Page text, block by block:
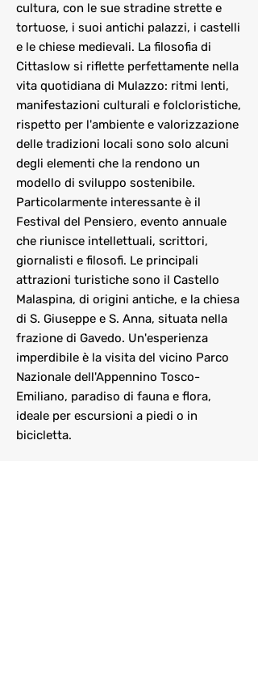
cultura, con le sue stradine strette e
tortuose, i suoi antichi palazzi, i castelli
e le chiese medievali. La filosofia di
Cittaslow si riflette perfettamente nella
vita quotidiana di Mulazzo: ritmi lenti,
manifestazioni culturali e folcloristiche,
rispetto per l'ambiente e valorizzazione
delle tradizioni locali sono solo alcuni
degli elementi che la rendono un
modello di sviluppo sostenibile.
Particolarmente interessante è il
Festival del Pensiero, evento annuale
che riunisce intellettuali, scrittori,
giornalisti e filosofi. Le principali
attrazioni turistiche sono il Castello
Malaspina, di origini antiche, e la chiesa
di S. Giuseppe e S. Anna, situata nella
frazione di Gavedo. Un'esperienza
imperdibile è la visita del vicino Parco
Nazionale dell'Appennino Tosco-
Emiliano, paradiso di fauna e flora,
ideale per escursioni a piedi o in
bicicletta.